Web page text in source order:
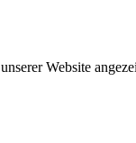
Website